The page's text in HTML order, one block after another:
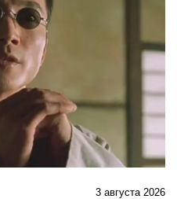
3 августа 2026